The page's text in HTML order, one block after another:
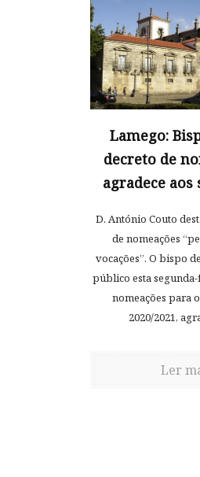
Lamego:
decreto de
agradece aos
D. António Couto
de nomeações
vocações”. O bispo
público esta
nomeações para
2020/2021,
Ler